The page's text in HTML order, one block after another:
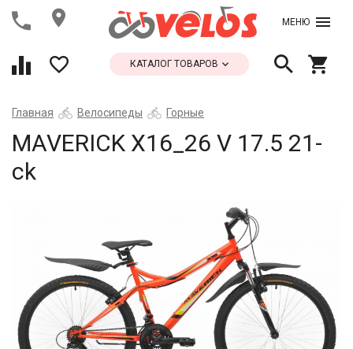
МЕНЮ
КАТАЛОГ ТОВАРОВ
Главная Велосипеды Горные
MAVERICK X16_26 V 17.5 21-
ck